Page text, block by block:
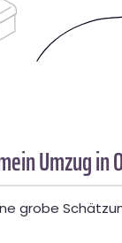
Umzug in
grobe